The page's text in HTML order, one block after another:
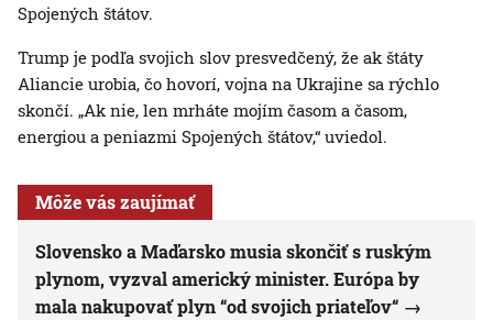
Spojených štátov.
Trump je podľa svojich slov presvedčený, že ak štáty
Aliancie urobia, čo hovorí, vojna na Ukrajine sa rýchlo
skončí. „Ak nie, len mrháte mojím časom a časom,
energiou a peniazmi Spojených štátov,“ uviedol.
Môže vás zaujímať
Slovensko a Maďarsko musia skončiť s ruským
plynom, vyzval americký minister. Európa by
mala nakupovať plyn “od svojich priateľov“